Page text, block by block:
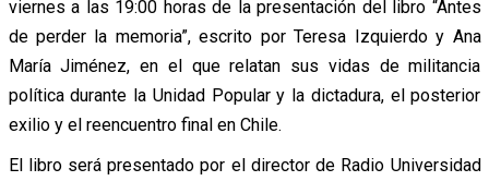
viernes a las 19:00 horas de la presentación del libro “Antes
de perder la memoria”, escrito por Teresa Izquierdo y Ana
María Jiménez, en el que relatan sus vidas de militancia
política durante la Unidad Popular y la dictadura, el posterior
exilio y el reencuentro final en Chile.
El libro será presentado por el director de Radio Universidad